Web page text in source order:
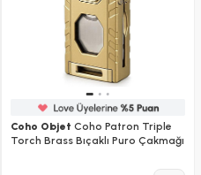
Coho Objet Coho Patron Triple
Torch Brass Bıçaklı Puro Çakmağı